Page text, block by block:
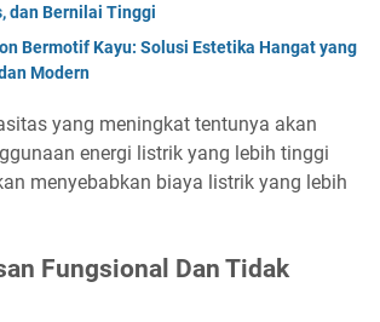
dan Bernilai Tinggi
Bermotif Kayu: Solusi Estetika Hangat yang
Modern
yang meningkat tentunya akan
energi listrik yang lebih tinggi
menyebabkan biaya listrik yang lebih
Fungsional Dan Tidak